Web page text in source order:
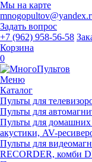
Мы на карте
Задать вопрос
+7 (962) 958-56-58
Корзина
0
Меню
Каталог
Пульты для
Пульты для
Пульты для домашних
акустики, AV-
Пульты для
RECORDER, комби